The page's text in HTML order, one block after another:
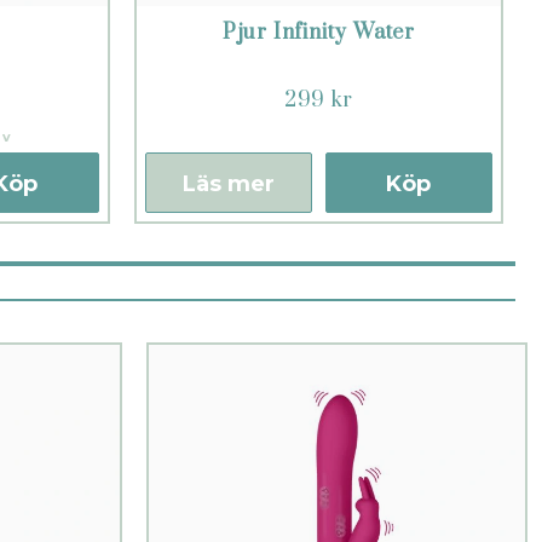
Pjur Infinity Water
299 kr
Köp
Läs mer